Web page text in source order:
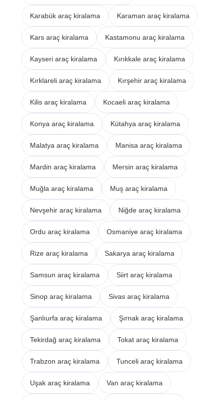
Karabük araç kiralama Karaman araç kiralama
Kars araç kiralama Kastamonu araç kiralama
Kayseri araç kiralama Kırıkkale araç kiralama
Kırklareli araç kiralama Kırşehir araç kiralama
Kilis araç kiralama Kocaeli araç kiralama
Konya araç kiralama Kütahya araç kiralama
Malatya araç kiralama Manisa araç kiralama
Mardin araç kiralama Mersin araç kiralama
Muğla araç kiralama Muş araç kiralama
Nevşehir araç kiralama Niğde araç kiralama
Ordu araç kiralama Osmaniye araç kiralama
Rize araç kiralama Sakarya araç kiralama
Samsun araç kiralama Siirt araç kiralama
Sinop araç kiralama Sivas araç kiralama
Şanlıurfa araç kiralama Şırnak araç kiralama
Tekirdağ araç kiralama Tokat araç kiralama
Trabzon araç kiralama Tunceli araç kiralama
Uşak araç kiralama Van araç kiralama